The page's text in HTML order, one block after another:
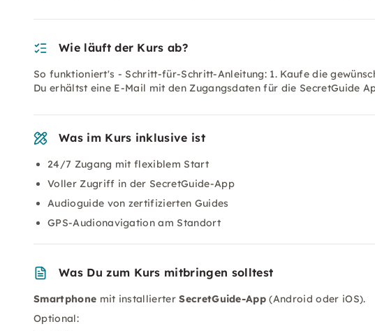
Wie läuft der Kurs ab?
So funktioniert's - Schritt-für-Schritt-Anleitung: 1. Kaufe die
Du erhältst eine E-Mail mit den Zugangsdaten für die SecretGuide
Was im Kurs inklusive ist
24/7 Zugang mit flexiblem Start
Voller Zugriff in der SecretGuide-App
Audioguide von zertifizierten Guides
GPS-Audionavigation am Standort
Was Du zum Kurs mitbringen solltest
Smartphone mit installierterSecretGuide-App (Android oder iOS).
Optional: